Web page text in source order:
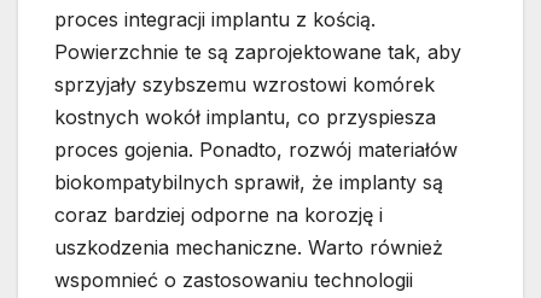
proces integracji implantu z kością.
Powierzchnie te są zaprojektowane tak, aby
sprzyjały szybszemu wzrostowi komórek
kostnych wokół implantu, co przyspiesza
proces gojenia. Ponadto, rozwój materiałów
biokompatybilnych sprawił, że implanty są
coraz bardziej odporne na korozję i
uszkodzenia mechaniczne. Warto również
wspomnieć o zastosowaniu technologii